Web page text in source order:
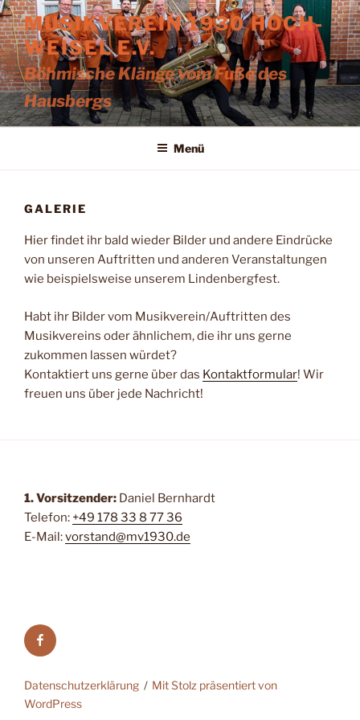
Zum
Inhalt
springen
MUSIKVEREIN 1930 HOCH-
WEISEL E.V.
Böhmische Klänge vom Fuße des
Hausbergs
Menü
GALERIE
Hier findet ihr bald wieder Bilder und andere Eindrücke
von unseren Auftritten und anderen Veranstaltungen
wie beispielsweise unserem Lindenbergfest.
Habt ihr Bilder vom Musikverein/Auftritten des
Musikvereins oder ähnlichem, die ihr uns gerne
zukommen lassen würdet?
Kontaktiert uns gerne über das Kontaktformular! Wir
freuen uns über jede Nachricht!
1. Vorsitzender: Daniel Bernhardt
Telefon: +49 178 33 8 77 36
E-Mail:vorstand@mv1930.de
Besucht
uns
Facebook!
Datenschutzerklärung
Mit Stolz präsentiert von
WordPress